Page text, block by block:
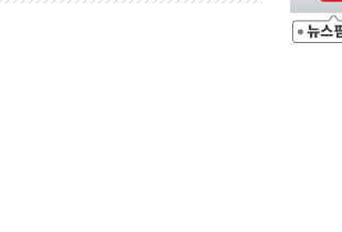
사업으로 성장"
에 하반기 기대
잼데믹' 안보까지 몰고 와"
그것이 국민의 뜻"